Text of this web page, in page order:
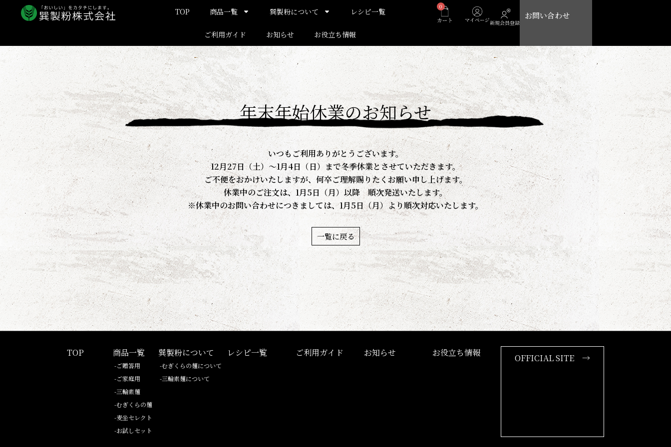
ス
ッ
プ
TOP 商品一覧 巽製粉について レシピ一覧
ご利用ガイド お知らせ お役立ち情報
0 Cart お問い合わせ
年末年始休業のお知らせ
いつもご利用ありがとうございます。
12月27日（土）～1月4日（日）まで冬季休業とさせていただきます。
ご不便をおかけいたしますが、何卒ご理解賜りたくお願い申し上げます。
休業中のご注文は、1月5日（月）以降 順次発送いたします。
※休業中のお問い合わせにつきましては、1月5日（月）より順次対応いたします。
一覧に戻る
TOP 商品一覧
-ご贈答用
-ご家庭用
-三輪素麺
-むぎくらの麺
-麦坐セレクト
-お試しセット
巽製粉について
-むぎくらの麺について
-三輪素麺について
レシピ一覧 ご利用ガイド お知らせ お役立ち情報 OFFICIAL SITE →